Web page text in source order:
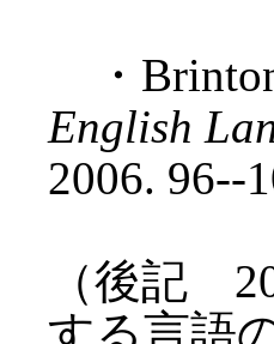
・
English
2006. 96--
（後記
する言語